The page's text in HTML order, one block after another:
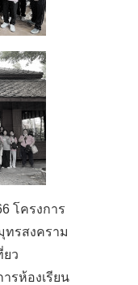
โครงการ
รสงคราม
ยว
รห้องเรียน